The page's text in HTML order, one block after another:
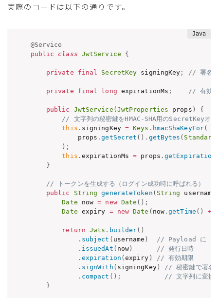
実際のコードは以下の通りです。
@Service
public
class JwtService {
private final SecretKey signingKey ; // 署名・
private final long expirationMs ; // 有効期
public JwtService (JwtProperties props )
{
// 文字列の秘密鍵をHMAC-SHA用のSecretKeyオブ
this . signingKey = Keys . hmacShaKeyFor(
            props
.getSecret ( ) . getBytes (
) ;
this . expirationMs = props .
}
// トークンを生成する（ログイン成功時に呼ばれる）
public
String generateToken ( String username
Date now = new Date ( ) ;
Date expiry = new Date ( now .getTime ( ) +
return Jwts . builder( )
. subject ( username )
// Payload に
. issuedAt ( now)
// 発行日時
. expiration (expiry )
// 有効期限
. signWith ( signingKey)
// 秘密鍵で署名
. compact ( ) ;
// 文字列に変換
}